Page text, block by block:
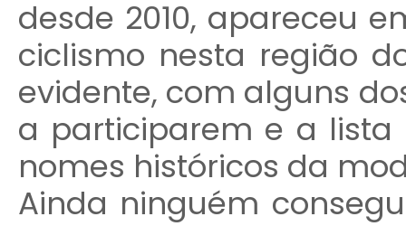
desde 2010, apareceu
ciclismo nesta região
evidente, com alguns
a participarem e a
nomes históricos da
Ainda ninguém